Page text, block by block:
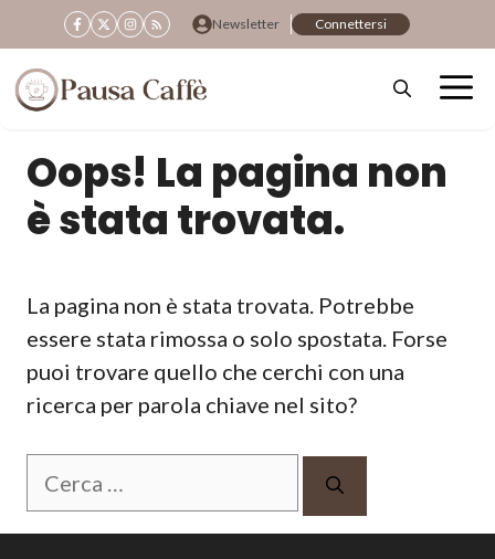
al
contenuto
Newsletter Connettersi
Oops! La pagina non
è stata trovata.
La pagina non è stata trovata. Potrebbe
essere stata rimossa o solo spostata. Forse
puoi trovare quello che cerchi con una
ricerca per parola chiave nel sito?
Ricerca